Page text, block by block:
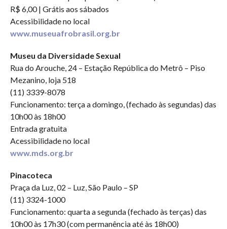
R$ 6,00 | Grátis aos sábados
Acessibilidade no local
www.museuafrobrasil.org.br
Museu da Diversidade Sexual
Rua do Arouche, 24 – Estação República do Metrô – Piso
Mezanino, loja 518
(11) 3339-8078
Funcionamento: terça a domingo, (fechado às segundas) das
10h00 às 18h00
Entrada gratuita
Acessibilidade no local
www.mds.org.br
Pinacoteca
Praça da Luz, 02 – Luz, São Paulo – SP
(11) 3324-1000
Funcionamento: quarta a segunda (fechado às terças) das
10h00 às 17h30 (com permanência até às 18h00)